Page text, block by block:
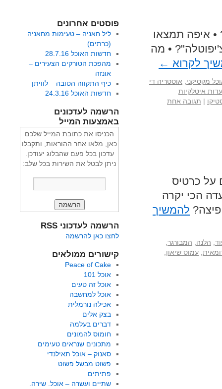
• איפה תמצאו
• מה
לקרוא ←
מקסיקני
אוסטריה די
איטלקיות
| תגובה אחת
איך חוסכים על כרטיס
הכי יקרה
להמשיך
הלנה המבורגר
עמוס שיאון
פוסטים אחרונים
ליל חאניה – טעימות מחאניה
(כרתים)
חדשות האוכל 28.7.16
מהפכת הטורקים הצעירים –
אונזה
כיף התקווה הטובה – לוויתן
חדשות האוכל 24.3.16
הרשמה לעדכונים
באמצעות המייל
הכניסו את כתובת המייל שלכם
כאן, מלאו אחר ההוראות, ותקבלו
עדכון בכל פעם שהבלוג יעודכן.
ניתן לבטל את השירות בכל שלב:
הרשמה לעדכוני RSS
לחצו כאן להרשמה
קישורים ממולאים
Peace of Cake
אוכל 101
אוכל זה טעים
אוכל למחשבה
אכילה נורמלית
בצק אלים
דברים בעלמה
חומוס להמונים
מתכונים שנראים טעימים
סאנוק – אוכל תאילנדי
פשוט מבשל פשוט
פתיתים
שתיים ועשרה – אוכל. שירה.